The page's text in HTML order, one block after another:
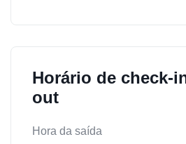
Horário de check-
out
Hora da saída